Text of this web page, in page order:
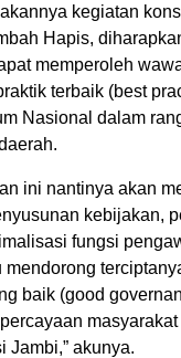
kegiatan
Hapis,
memperoleh
terbaik (best
Nasional dalam
ini nantinya akan
kebijakan,
fungsi
baik (good
Jambi,” akunya.